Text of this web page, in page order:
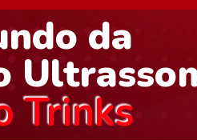
da
Trinks